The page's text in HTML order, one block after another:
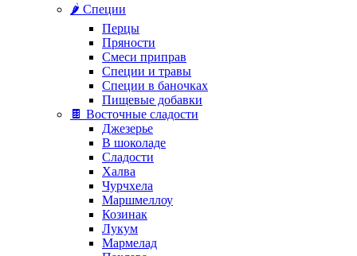
🌶️ Специи
Перцы
Пряности
Смеси приправ
Специи и травы
Специи в баночках
Пищевые добавки
🍫 Восточные сладости
Джезерье
В шоколаде
Сладости
Халва
Чурчхела
Маршмеллоу
Козинак
Лукум
Мармелад